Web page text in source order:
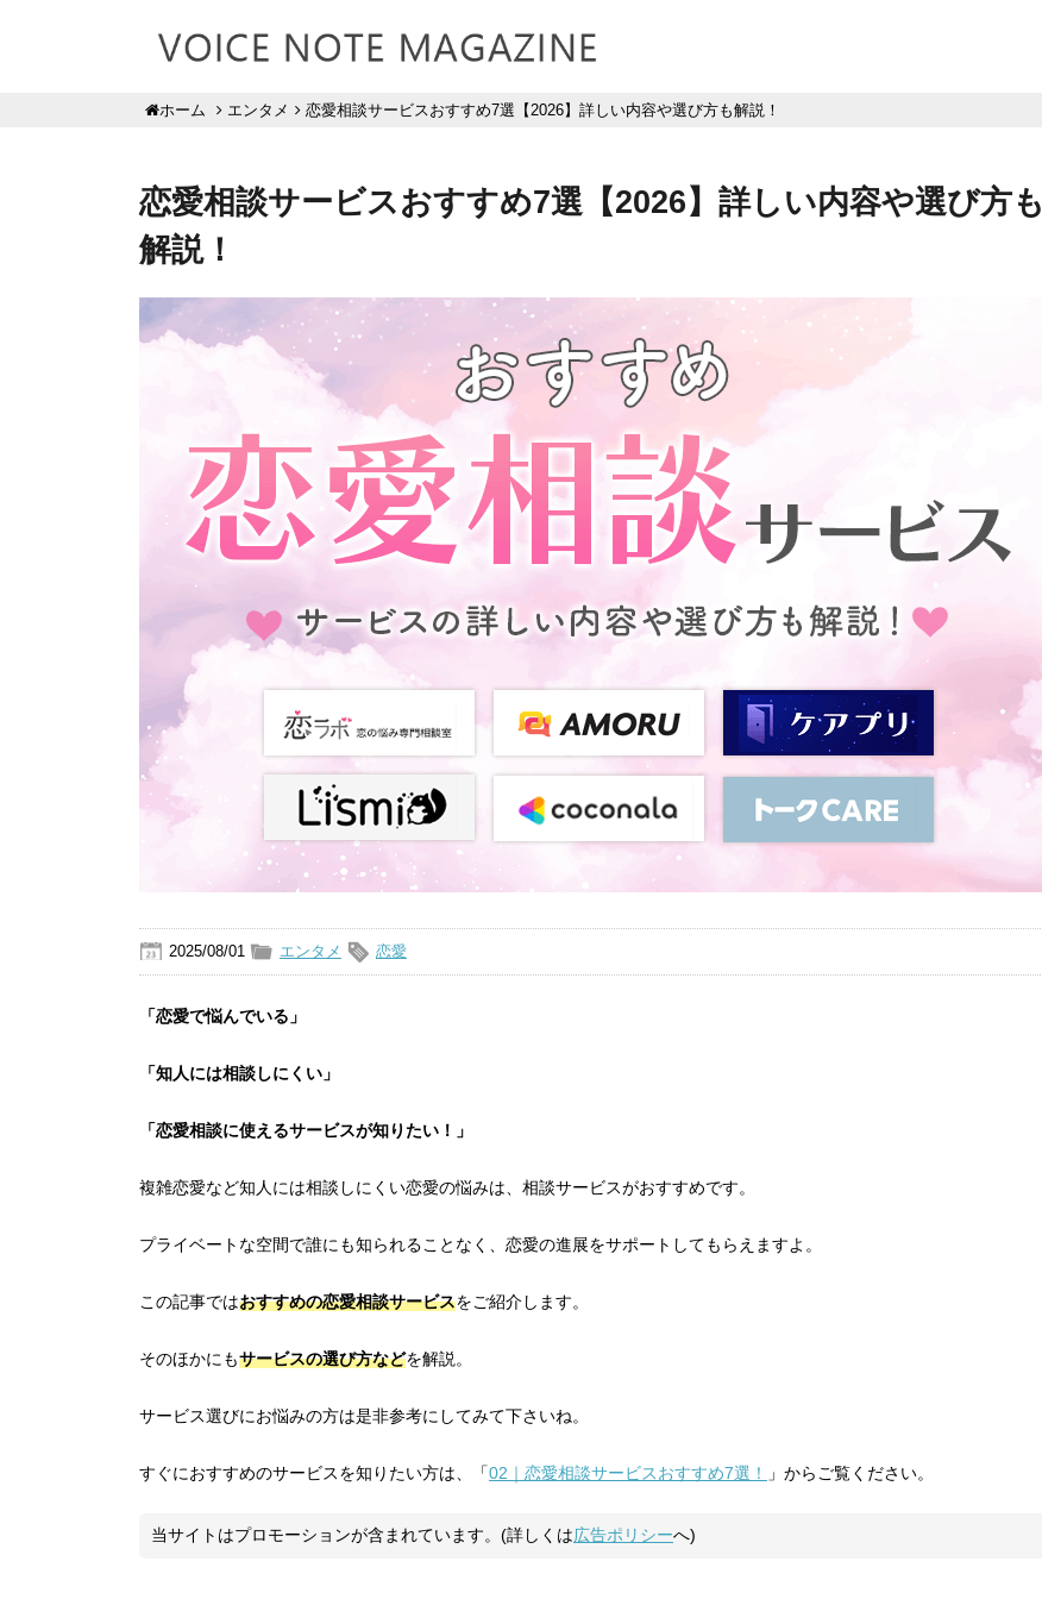
ホーム エンタメ 恋愛相談サービスおすすめ7選【2026】詳しい内容や選び方も解説！
恋愛相談サービスおすすめ7選【2026】詳しい内容や選び方も
解説！
2025/08/01 エンタメ 恋愛
「恋愛で悩んでいる」
「知人には相談しにくい」
「恋愛相談に使えるサービスが知りたい！」
複雑恋愛など知人には相談しにくい恋愛の悩みは、相談サービスがおすすめです。
プライベートな空間で誰にも知られることなく、恋愛の進展をサポートしてもらえますよ。
この記事ではおすすめの恋愛相談サービスをご紹介します。
そのほかにもサービスの選び方などを解説。
サービス選びにお悩みの方は是非参考にしてみて下さいね。
すぐにおすすめのサービスを知りたい方は、「02｜恋愛相談サービスおすすめ7選！ 」からご覧ください。
当サイトはプロモーションが含まれています。(詳しくは広告ポリシーへ)